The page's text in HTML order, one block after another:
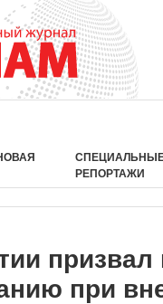
РЕПОРТАЖИ
при